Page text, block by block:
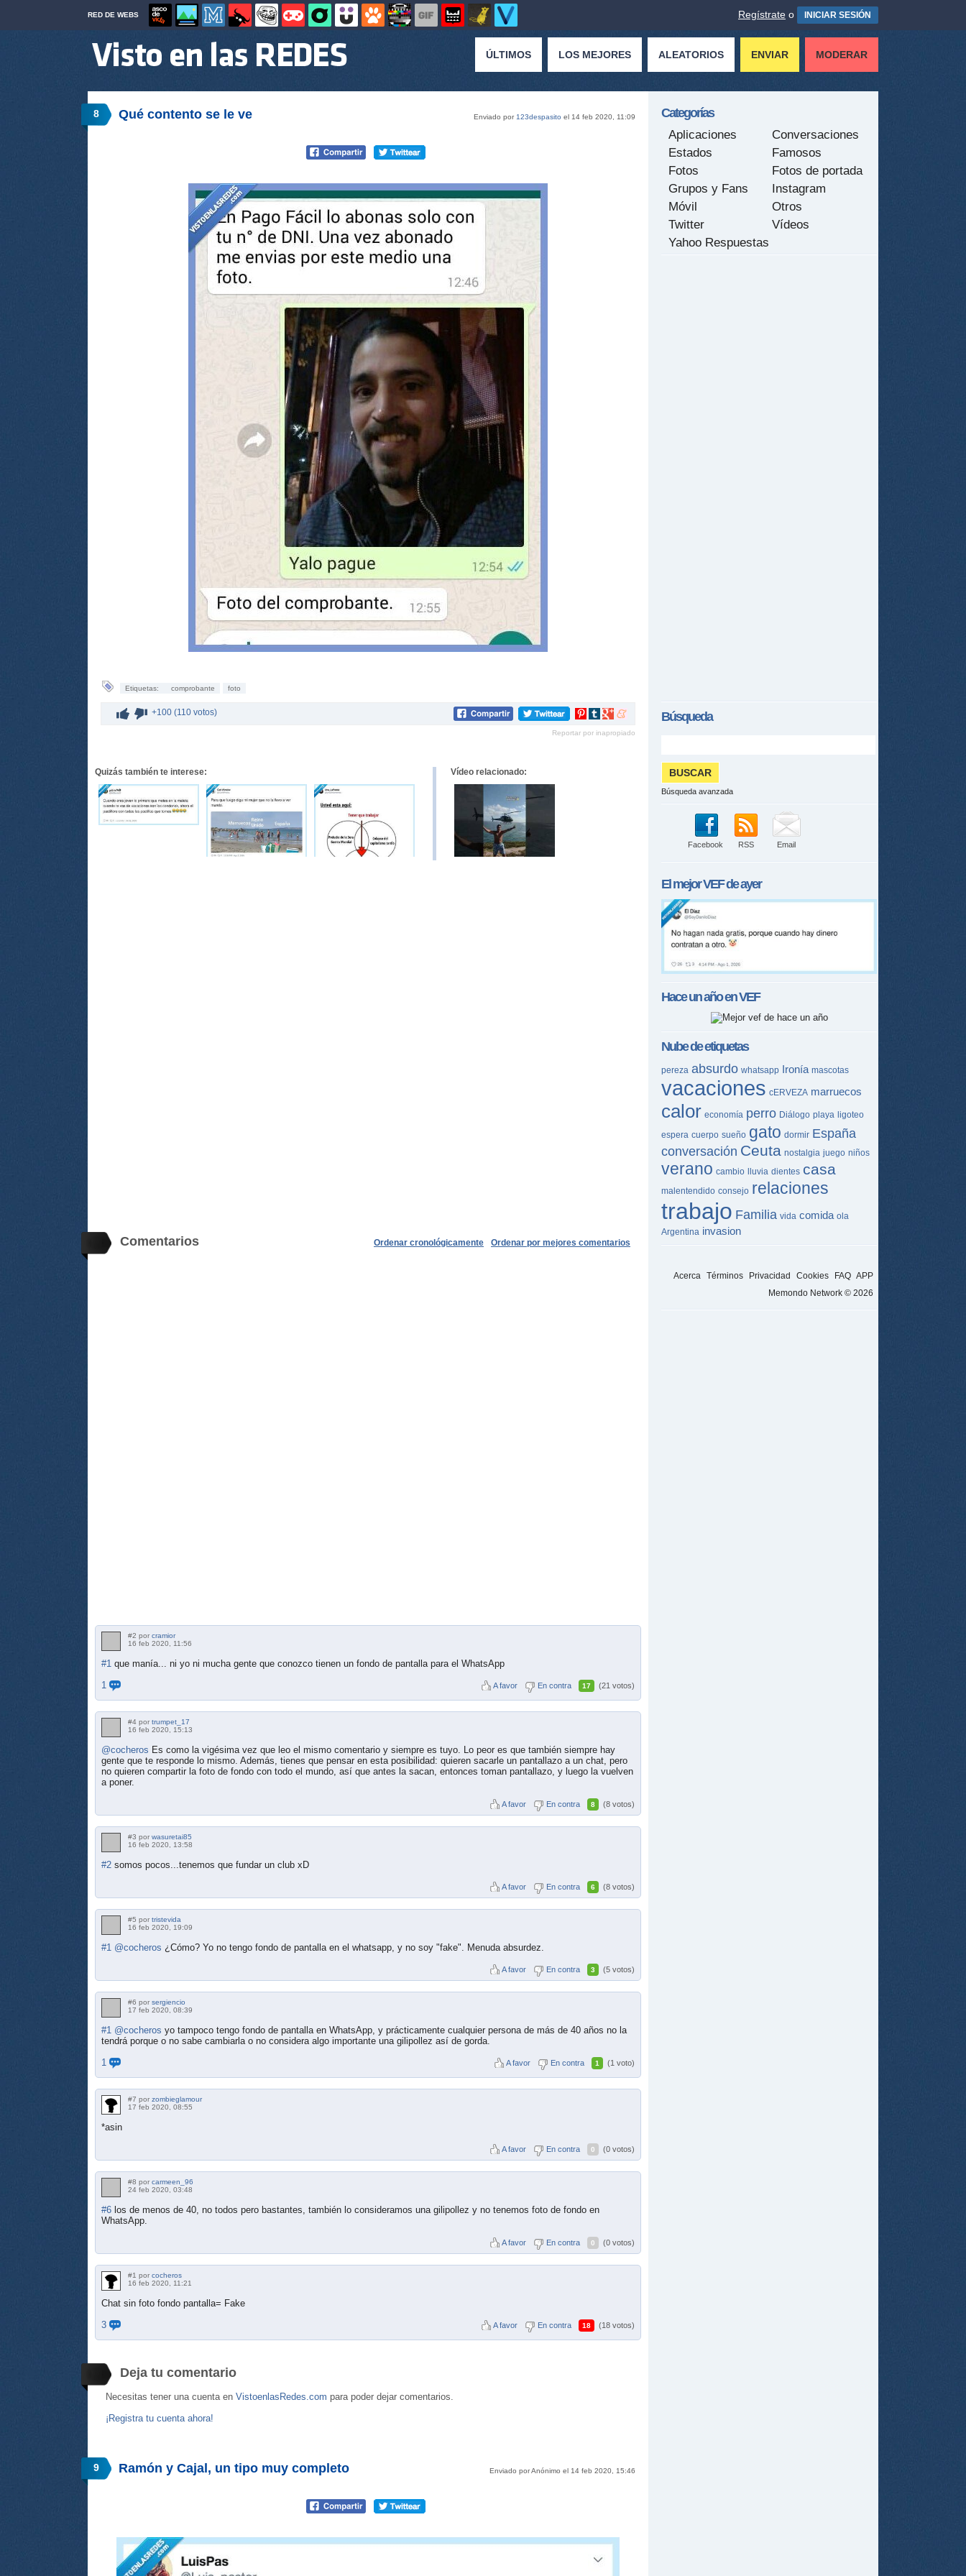
RED DE WEBS Regístrate o INICIAR SESIÓN
ÚLTIMOS LOS MEJORES ALEATORIOS ENVIAR MODERAR
8 Enviado por 123despasito el 14 feb 2020, 11:09
Qué contento se le ve
Etiquetas: comprobante foto
+100 (110 votos)
Compartir
Pinterest
Compartir
tumblr
Compartir
Google+
Compartir
meneame
Reportar por inapropiado
Quizás también te interese: Vídeo relacionado:
Comentarios Ordenar por mejores comentarios
Ordenar cronológicamente
#2 por cramior
16 feb 2020, 11:56
#1 que manía... ni yo ni mucha gente que conozco tienen un fondo de pantalla para el WhatsApp
1
A favor En contra 17 (21 votos)
#4 por trumpet_17
16 feb 2020, 15:13
@cocheros Es como la vigésima vez que leo el mismo comentario y siempre es tuyo. Lo peor es que también siempre hay
gente que te responde lo mismo. Además, tienes que pensar en esta posibilidad: quieren sacarle un pantallazo a un chat, pero
no quieren compartir la foto de fondo con todo el mundo, así que antes la sacan, entonces toman pantallazo, y luego la vuelven
a poner.
A favor En contra 8 (8 votos)
#3 por wasuretai85
16 feb 2020, 13:58
#2 somos pocos...tenemos que fundar un club xD
A favor En contra 6 (8 votos)
#5 por tristevida
16 feb 2020, 19:09
#1 @cocheros ¿Cómo? Yo no tengo fondo de pantalla en el whatsapp, y no soy "fake". Menuda absurdez.
A favor En contra 3 (5 votos)
#6 por sergiencio
17 feb 2020, 08:39
#1 @cocheros yo tampoco tengo fondo de pantalla en WhatsApp, y prácticamente cualquier persona de más de 40 años no la
tendrá porque o no sabe cambiarla o no considera algo importante una gilipollez así de gorda.
1
A favor En contra 1 (1 voto)
#7 por zombieglamour
17 feb 2020, 08:55
*asin
A favor En contra 0 (0 votos)
#8 por carmeen_96
24 feb 2020, 03:48
#6 los de menos de 40, no todos pero bastantes, también lo consideramos una gilipollez y no tenemos foto de fondo en
WhatsApp.
A favor En contra 0 (0 votos)
#1 por cocheros
16 feb 2020, 11:21
Chat sin foto fondo pantalla= Fake
3
A favor En contra 18 (18 votos)
Deja tu comentario
Necesitas tener una cuenta en VistoenlasRedes.com para poder dejar comentarios.
¡Registra tu cuenta ahora!
9 Enviado por Anónimo el 14 feb 2020, 15:46
Ramón y Cajal, un tipo muy completo
Categorías
Aplicaciones
Conversaciones
Estados
Famosos
Fotos
Fotos de portada
Grupos y Fans
Instagram
Móvil
Otros
Twitter
Vídeos
Yahoo Respuestas
Búsqueda
Búsqueda avanzada
Facebook RSS Email
El mejorVEFde ayer
Hace un año enVEF
Nube de etiquetas
pereza absurdo whatsapp Ironía mascotas
vacaciones cERVEZA marruecos
calor economía perro Diálogo playa ligoteo
espera cuerpo sueño gato dormir España
conversación Ceuta nostalgia juego niños
verano cambio lluvia dientes casa
malentendido consejo relaciones
trabajo Familia vida comida ola
Argentina invasion
Acerca Términos Privacidad Cookies FAQ APP
Memondo Network © 2026